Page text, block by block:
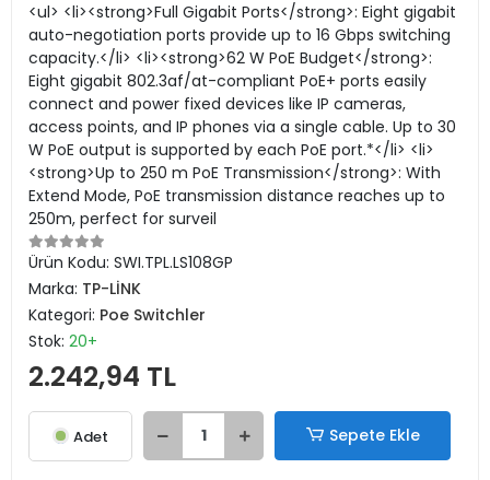
<ul> <li><strong>Full Gigabit Ports</strong>: Eight gigabit
auto-negotiation ports provide up to 16 Gbps switching
capacity.</li> <li><strong>62 W PoE Budget</strong>:
Eight gigabit 802.3af/at-compliant PoE+ ports easily
connect and power fixed devices like IP cameras,
access points, and IP phones via a single cable. Up to 30
W PoE output is supported by each PoE port.*</li> <li>
<strong>Up to 250 m PoE Transmission</strong>: With
Extend Mode, PoE transmission distance reaches up to
250m, perfect for surveil
Ürün Kodu: SWI.TPL.LS108GP
Marka: TP-LİNK
Kategori: Poe Switchler
Stok: 20+
2.242,94 TL
Adet Sepete Ekle